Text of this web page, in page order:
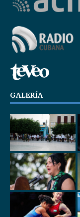
GALERÍA